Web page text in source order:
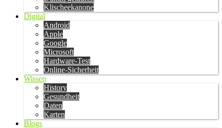
Klischeekanone
Digital
Android
Apple
Google
Microsoft
Hardware-Test
Online-Sicherheit
Wissen
History
Gesundheit
Daten
Karten
Blogs